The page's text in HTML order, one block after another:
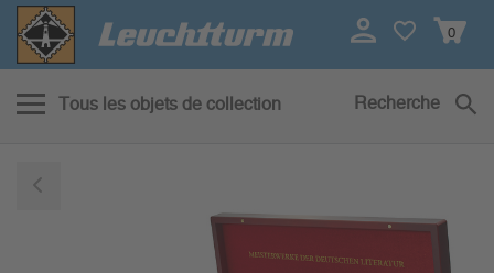
0
Tous les objets de collection Recherche